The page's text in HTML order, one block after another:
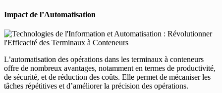
Impact de l’Automatisation
L’automatisation des opérations dans les terminaux à conteneurs
offre de nombreux avantages, notamment en termes de productivité,
de sécurité, et de réduction des coûts. Elle permet de mécaniser les
tâches répétitives et d’améliorer la précision des opérations.